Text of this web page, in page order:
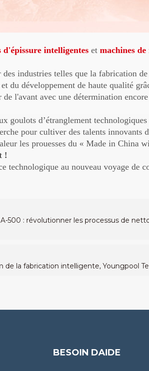
d'épissure intelligentes et machines
industries telles que la fabrication
du développement de haute qualité
l'avant avec une détermination
goulots d’étranglement technologiques
pour cultiver des talents innovants
les prouesses du « Made in China
!
au nouveau voyage de
: révolutionner les processus de
la fabrication intelligente, Youngpool
BESOIN DAIDE